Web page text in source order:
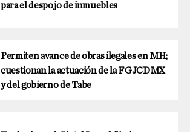
para el despojo de inmuebles
Permiten avance de obras ilegales en MH;
cuestionan la actuación de la FGJCDMX
y del gobierno de Tabe